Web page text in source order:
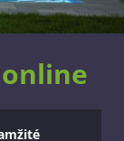
online